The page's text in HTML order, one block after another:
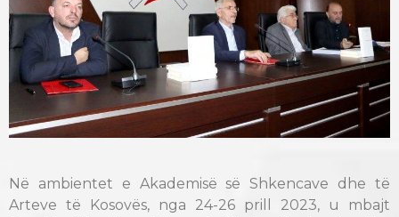
Në ambientet e Akademisë së Shkencave dhe të
Arteve të Kosovës, nga 24-26 prill 2023, u mbajt